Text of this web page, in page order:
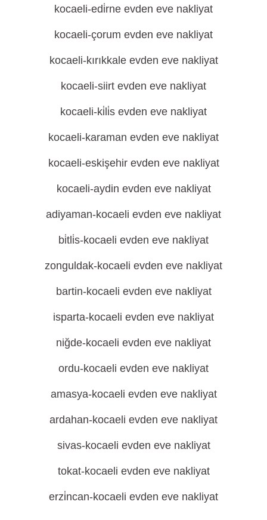
kocaeli-edi̇rne evden eve nakliyat
kocaeli-çorum evden eve nakliyat
kocaeli-kırıkkale evden eve nakliyat
kocaeli-siirt evden eve nakliyat
kocaeli-ki̇li̇s evden eve nakliyat
kocaeli-karaman evden eve nakliyat
kocaeli-eskişehir evden eve nakliyat
kocaeli-aydin evden eve nakliyat
adiyaman-kocaeli evden eve nakliyat
bi̇tli̇s-kocaeli evden eve nakliyat
zonguldak-kocaeli evden eve nakliyat
bartin-kocaeli evden eve nakliyat
isparta-kocaeli evden eve nakliyat
niğde-kocaeli evden eve nakliyat
ordu-kocaeli evden eve nakliyat
amasya-kocaeli evden eve nakliyat
ardahan-kocaeli evden eve nakliyat
sivas-kocaeli evden eve nakliyat
tokat-kocaeli evden eve nakliyat
erzi̇ncan-kocaeli evden eve nakliyat